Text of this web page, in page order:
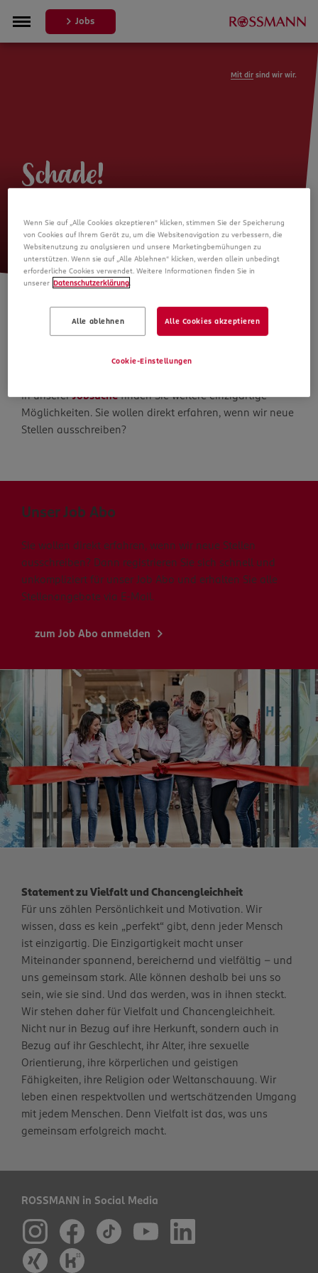
Jobs
Mit dir sind wir wir.
Schade!
mehr verfügbar
Die Suche geht weiter
In unsererJobsuchefinden Sie weitere einzigartige
Möglichkeiten. Sie wollen direkt erfahren, wenn wir neue
Stellen ausschreiben?
Unser Job Abo
Sie wollen direkt erfahren, wenn wir neue Stellen
ausschreiben? Dann registrieren Sie sich schnell und
unkompliziert für unser Job Abo und erhalten Sie alle
Stellenangebote via E-Mail.
zum Job Abo anmelden
Statement zu Vielfalt und Chancengleichheit
Für uns zählen Persönlichkeit und Motivation. Wir
wissen, dass es kein „perfekt“ gibt, denn jeder Mensch
ist einzigartig. Die Einzigartigkeit macht unser
Miteinander spannend, bereichernd und vielfältig – und
uns gemeinsam stark. Alle können deshalb bei uns so
sein, wie sie sind. Und das werden, was in ihnen steckt.
Wir stehen daher für Vielfalt und Chancengleichheit.
Nicht nur in Bezug auf ihre Herkunft, sondern auch in
Bezug auf ihr Geschlecht, ihr Alter, ihre sexuelle
Orientierung, ihre körperlichen und geistigen
Fähigkeiten, ihre Religion oder Weltanschauung. Wir
leben einen respektvollen und wertschätzenden Umgang
mit jedem Menschen. Denn Vielfalt ist das, was uns
gemeinsam erfolgreich macht.
ROSSMANN in Social Media
Wenn Sie auf „Alle Cookies akzeptieren“ klicken, stimmen Sie der Speicherung
von Cookies auf Ihrem Gerät zu, um die Websitenavigation zu verbessern, die
Websitenutzung zu analysieren und unsere Marketingbemühungen zu
unterstützen. Wenn sie auf „Alle Ablehnen“ klicken, werden allein unbedingt
erforderliche Cookies verwendet. Weitere Informationen finden Sie in
unserer Datenschutzerklärung
Alle ablehnen Alle Cookies akzeptieren
Cookie-Einstellungen